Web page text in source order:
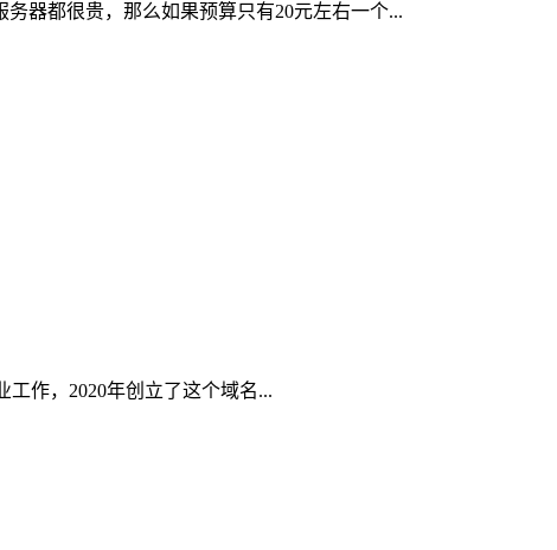
器都很贵，那么如果预算只有20元左右一个...
作，2020年创立了这个域名...